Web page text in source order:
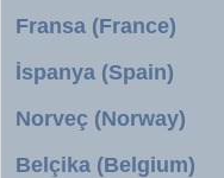
Fransa (France)
İspanya (Spain)
Norveç (Norway)
Belçika (Belgium)